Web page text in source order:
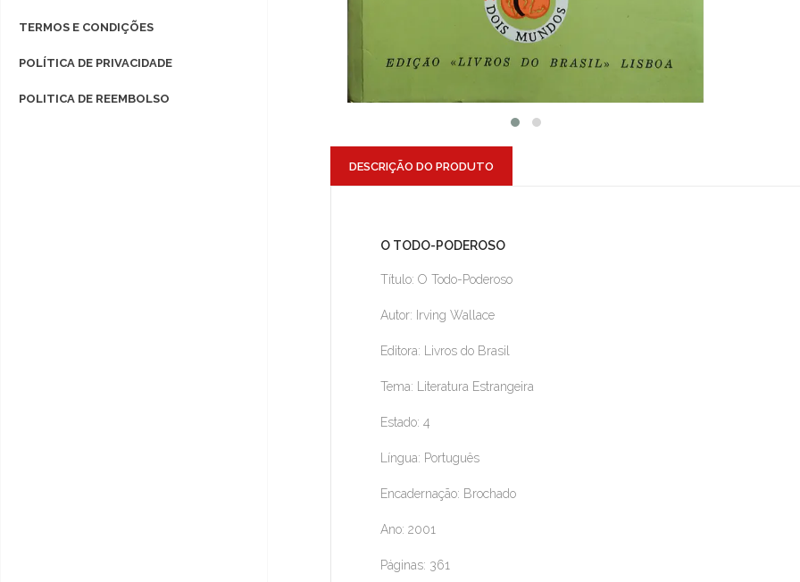
TERMOS E CONDIÇÕES
POLÍTICA DE PRIVACIDADE
POLITICA DE REEMBOLSO
DESCRIÇÃO DO PRODUTO
O TODO-PODEROSO
Título: O Todo-Poderoso
Autor: Irving Wallace
Editora: Livros do Brasil
Tema: Literatura Estrangeira
Estado: 4
Língua: Português
Encadernação: Brochado
Ano: 2001
Páginas: 361